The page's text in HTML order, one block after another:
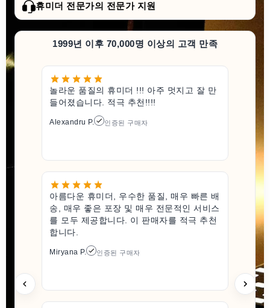
휴미더 전문가의 전문가 지원
1999년 이후 70,000명 이상의 고객 만족
놀라운 품질의 휴미더 !!! 아주 멋지고 잘 만
들어졌습니다. 적극 추천!!!!
Alexandru P. 인증된 구매자
아름다운 휴미더, 우수한 품질, 매우 빠른 배
송, 매우 좋은 포장 및 매우 전문적인 서비스
를 모두 제공합니다. 이 판매자를 적극 추천
합니다.
Miryana P. 인증된 구매자